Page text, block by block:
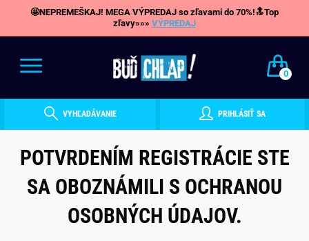
🤩NEPREMEŠKAJ! MEGA VÝPREDAJ so zľavami do 70%!🔝Top
zľavy»»» VÝPREDAJ
0
VYHĽADÁVANIE PRIHLÁSIŤ SA
POTVRDENÍM REGISTRÁCIE STE
SA OBOZNÁMILI S OCHRANOU
OSOBNÝCH ÚDAJOV.